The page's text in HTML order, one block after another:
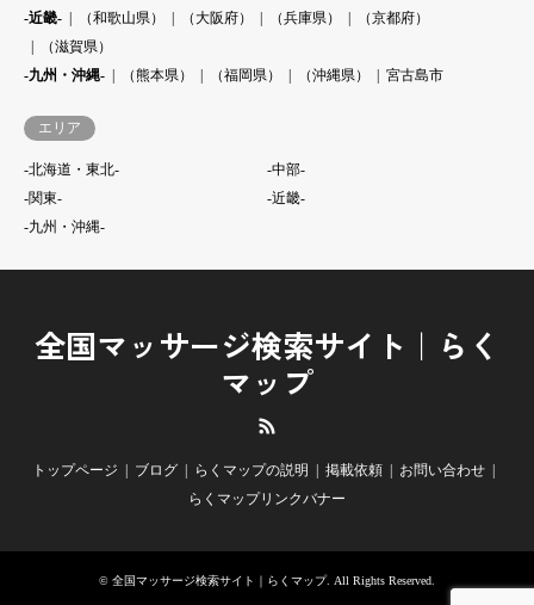
-近畿-
（和歌山県） （大阪府） （兵庫県）
（京都府）
（滋賀県）
-九州・沖縄-
（熊本県） （福岡県） （沖縄県） 宮古島市
エリア
-北海道・東北-
-中部-
-関東-
-近畿-
-九州・沖縄-
全国マッサージ検索サイト｜らく
マップ
トップページ ブログ らくマップの説明 掲載依頼
お問い合わせ
らくマップリンクバナー
© 全国マッサージ検索サイト｜らくマップ. All Rights Reserved.